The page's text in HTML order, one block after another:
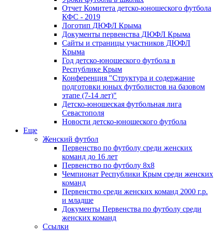
Отчет Комитета детско-юношеского футбола
КФС - 2019
Логотип ДЮФЛ Крыма
Документы первенства ДЮФЛ Крыма
Сайты и страницы участников ДЮФЛ
Крыма
Год детско-юношеского футбола в
Республике Крым
Конференция "Структура и содержание
подготовки юных футболистов на базовом
этапе (7-14 лет)"
Детско-юношеская футбольная лига
Севастополя
Новости детско-юношеского футбола
Еще
Женский футбол
Первенство по футболу среди женских
команд до 16 лет
Первенство по футболу 8х8
Чемпионат Республики Крым среди женских
команд
Первенство среди женских команд 2000 г.р.
и младше
Документы Первенства по футболу среди
женских команд
Ссылки